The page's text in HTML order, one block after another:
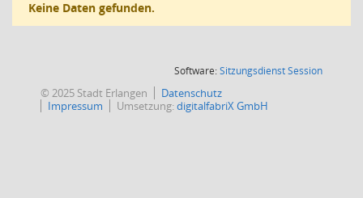
Keine Daten gefunden.
Software:SitzungsdienstSession(Wird in
© 2025 Stadt Erlangen
Datenschutz
Impressum
Umsetzung:digitalfabriX GmbH